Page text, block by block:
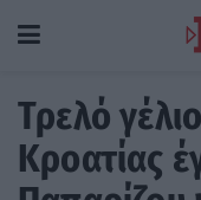
Τρελό
Κροατίας